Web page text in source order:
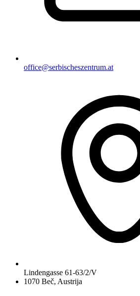
office@serbischeszentrum.at
Lindengasse 61-63/2/V
1070 Beč, Austrija